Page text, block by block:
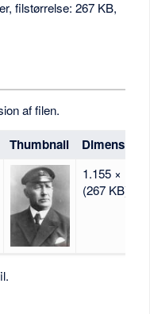
filstørrelse: 267 KB,
af filen.
Thumbnail
1.155 ×
(267 KB)